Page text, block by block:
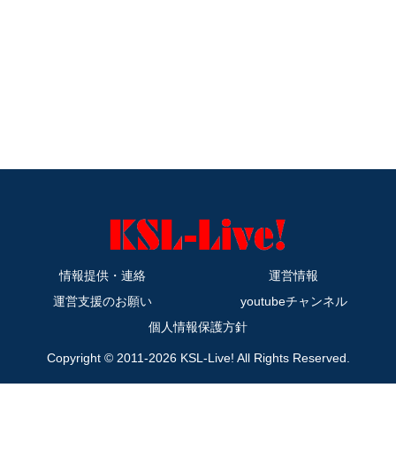
情報提供・連絡
運営情報
運営支援のお願い
youtubeチャンネル
個人情報保護方針
Copyright © 2011-2026 KSL-Live! All Rights Reserved.